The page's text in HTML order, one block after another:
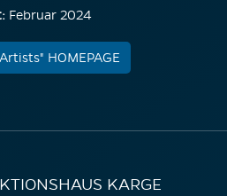
Februar 2024
HOMEPAGE
KARGE